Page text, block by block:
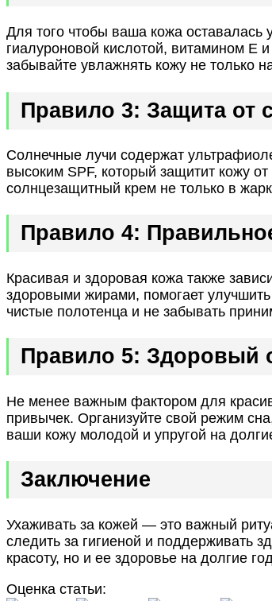
Для того чтобы ваша кожа
гиалуроновой кислотой, витамином Е
забывайте увлажнять кожу не только
Правило 3: Защита от
Солнечные лучи содержат
высоким SPF, который защитит кожу
солнцезащитный крем не только в
Правило 4:
Красивая и здоровая кожа также
здоровыми жирами, помогает улучшить
чистые полотенца и не забывать
Правило 5: Здоровый
Не менее важным фактором для
привычек. Организуйте свой режим
ваши кожу молодой и упругой на
Заключение
Ухаживать за кожей — это важный
следить за гигиеной и поддерживать
красоту, но и ее здоровье на долгие
Оценка статьи: